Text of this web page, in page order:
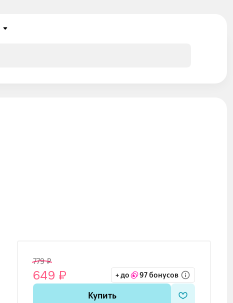
779 ₽
649 ₽ + до 97 бонусов
Купить